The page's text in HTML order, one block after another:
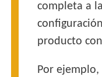
completa a
producto
Por ejemplo,